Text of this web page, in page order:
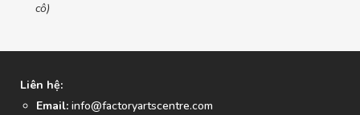
cô)
Liên hệ:
Email: info@factoryartscentre.com